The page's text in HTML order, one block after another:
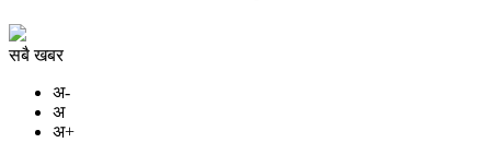
सबै खबर
अ-
अ
अ+